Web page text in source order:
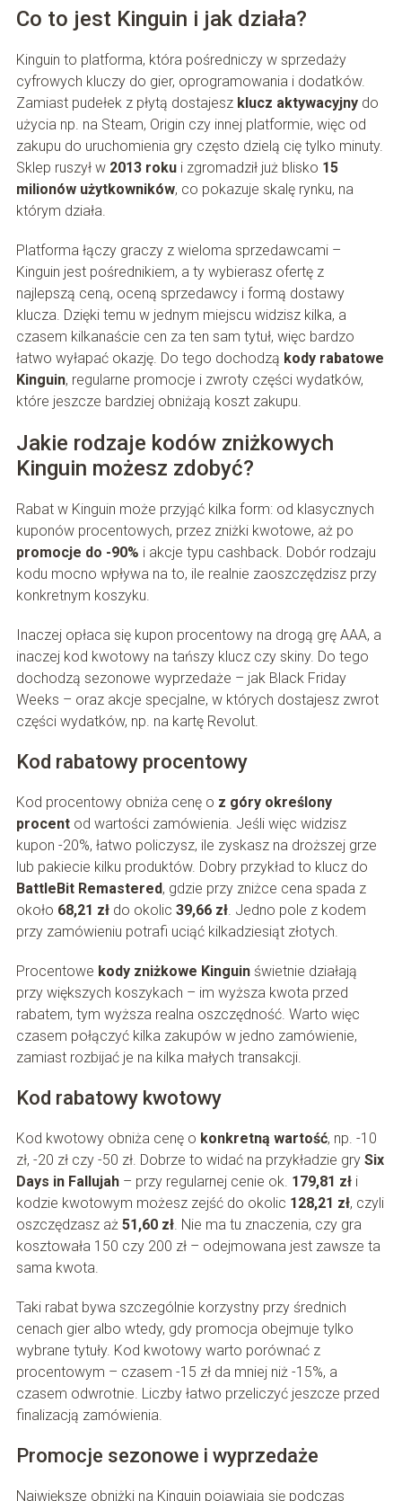
Co to jest Kinguin i jak działa?
Kinguin to platforma, która pośredniczy w sprzedaży
cyfrowych kluczy do gier, oprogramowania i dodatków.
Zamiast pudełek z płytą dostajesz klucz aktywacyjnydo
użycia np. na Steam, Origin czy innej platformie, więc od
zakupu do uruchomienia gry często dzielą cię tylko minuty.
Sklep ruszył w 2013 rokui zgromadził już blisko 15
milionów użytkowników, co pokazuje skalę rynku, na
którym działa.
Platforma łączy graczy z wieloma sprzedawcami –
Kinguin jest pośrednikiem, a ty wybierasz ofertę z
najlepszą ceną, oceną sprzedawcy i formą dostawy
klucza. Dzięki temu w jednym miejscu widzisz kilka, a
czasem kilkanaście cen za ten sam tytuł, więc bardzo
łatwo wyłapać okazję. Do tego dochodzą kody rabatowe
Kinguin, regularne promocje i zwroty części wydatków,
które jeszcze bardziej obniżają koszt zakupu.
Jakie rodzaje kodów zniżkowych
Kinguin możesz zdobyć?
Rabat w Kinguin może przyjąć kilka form: od klasycznych
kuponów procentowych, przez zniżki kwotowe, aż po
promocje do -90% i akcje typu cashback. Dobór rodzaju
kodu mocno wpływa na to, ile realnie zaoszczędzisz przy
konkretnym koszyku.
Inaczej opłaca się kupon procentowy na drogą grę AAA, a
inaczej kod kwotowy na tańszy klucz czy skiny. Do tego
dochodzą sezonowe wyprzedaże – jak Black Friday
Weeks – oraz akcje specjalne, w których dostajesz zwrot
części wydatków, np. na kartę Revolut.
Kod rabatowy procentowy
Kod procentowy obniża cenę o z góry określony
procentod wartości zamówienia. Jeśli więc widzisz
kupon -20%, łatwo policzysz, ile zyskasz na droższej grze
lub pakiecie kilku produktów. Dobry przykład to klucz do
BattleBit Remastered, gdzie przy zniżce cena spada z
około 68,21 złdo okolic 39,66 zł. Jedno pole z kodem
przy zamówieniu potrafi uciąć kilkadziesiąt złotych.
Procentowe kody zniżkowe Kinguinświetnie działają
przy większych koszykach – im wyższa kwota przed
rabatem, tym wyższa realna oszczędność. Warto więc
czasem połączyć kilka zakupów w jedno zamówienie,
zamiast rozbijać je na kilka małych transakcji.
Kod rabatowy kwotowy
Kod kwotowy obniża cenę o konkretną wartość, np. -10
zł, -20 zł czy -50 zł. Dobrze to widać na przykładzie gry Six
Days in Fallujah– przy regularnej cenie ok. 179,81 złi
kodzie kwotowym możesz zejść do okolic 128,21 zł, czyli
oszczędzasz aż 51,60 zł. Nie ma tu znaczenia, czy gra
kosztowała 150 czy 200 zł – odejmowana jest zawsze ta
sama kwota.
Taki rabat bywa szczególnie korzystny przy średnich
cenach gier albo wtedy, gdy promocja obejmuje tylko
wybrane tytuły. Kod kwotowy warto porównać z
procentowym – czasem -15 zł da mniej niż -15%, a
czasem odwrotnie. Liczby łatwo przeliczyć jeszcze przed
finalizacją zamówienia.
Promocje sezonowe i wyprzedaże
Największe obniżki na Kinguin pojawiają się podczas